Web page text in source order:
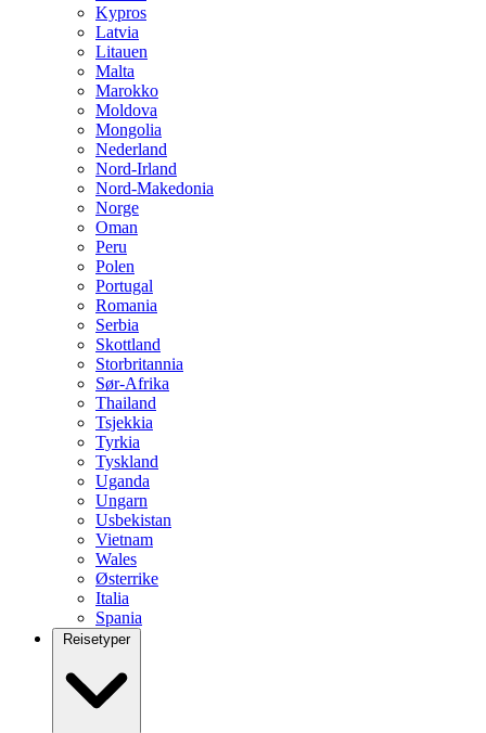
Kypros
Latvia
Litauen
Malta
Marokko
Moldova
Mongolia
Nederland
Nord-Irland
Nord-Makedonia
Norge
Oman
Peru
Polen
Portugal
Romania
Serbia
Skottland
Storbritannia
Sør-Afrika
Thailand
Tsjekkia
Tyrkia
Tyskland
Uganda
Ungarn
Usbekistan
Vietnam
Wales
Østerrike
Italia
Spania
Reisetyper